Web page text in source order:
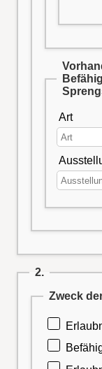
Art
2.
Zweck